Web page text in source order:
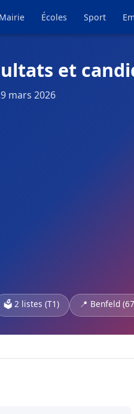
Mairie Écoles Sport
et
mars 2026
🗳️ 2 listes (T1) 📍 Benfeld